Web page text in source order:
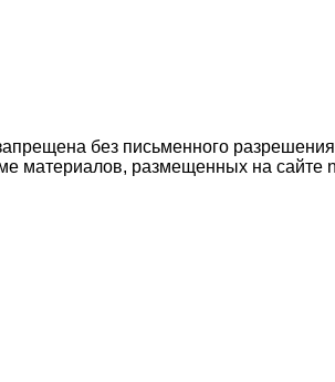
без письменного
материалов, размещенных на сайте